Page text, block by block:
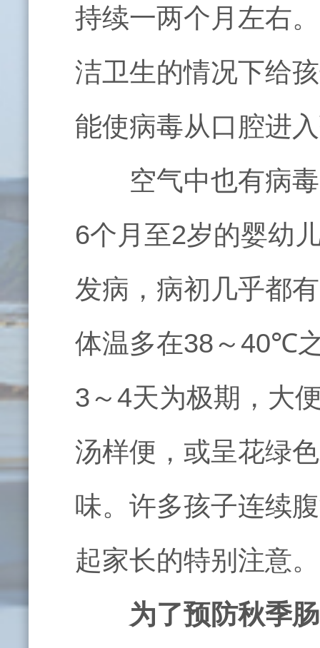
持续一两个月左右
洁卫生的情况下给
能使病毒从口腔进
空气中也有病毒
6个月至2岁的婴幼
发病，病初几乎都
体温多在38～ 40℃
3～ 4天为极期，大
汤样便，或呈花绿
味。许多孩子连续
起家长的特别注意。
为了预防秋季